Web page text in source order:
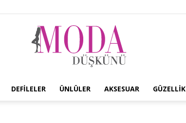
DEFILELER ÜNLÜLER AKSESUAR GÜZELLIK